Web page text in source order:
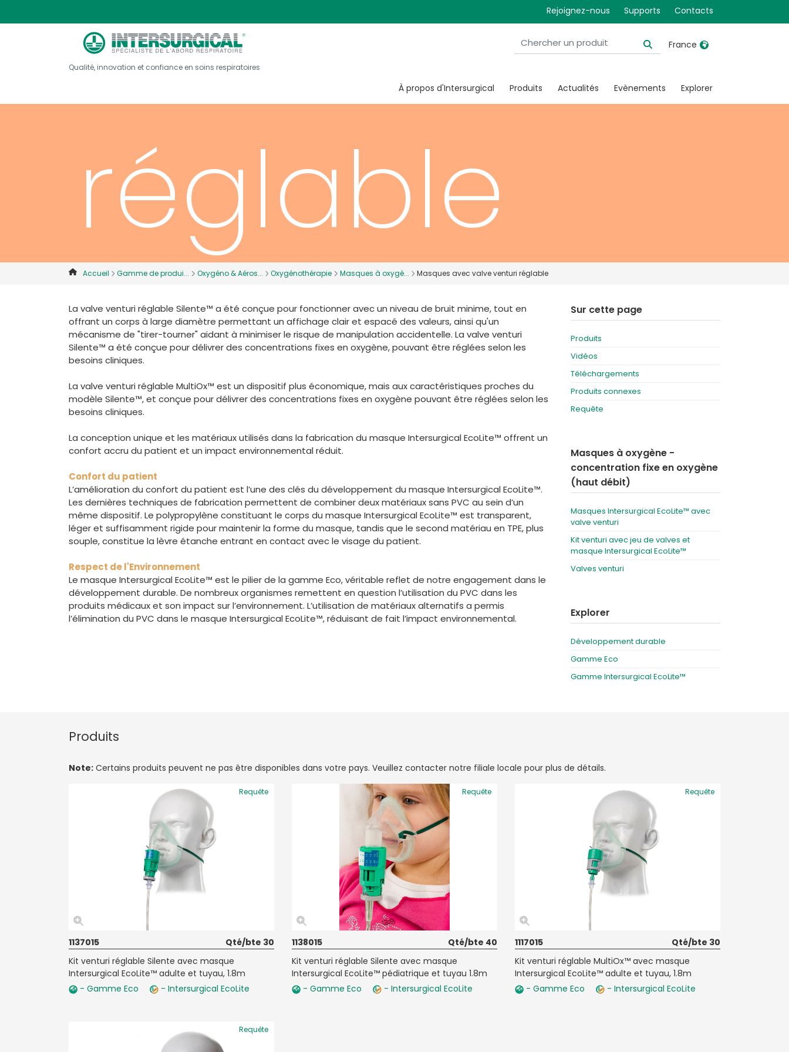
Rejoignez-nous Supports Contacts
Qualité, innovation et confiance en soins respiratoires
France
United States
Denmark
France
Italia
Russia
International English
À propos d'Intersurgical Produits Actualités Evènements Explorer
venturi
réglable
Accueil Gamme de produi... Oxygéno & Aéros... Oxygénothérapie Masques à oxygè... Masques avec valve venturi réglable
La valve venturi réglable Silente™ a été conçue pour fonctionner avec un niveau de bruit minime, tout en
offrant un corps à large diamètre permettant un affichage clair et espacé des valeurs, ainsi qu'un
mécanisme de "tirer-tourner" aidant à minimiser le risque de manipulation accidentelle. La valve venturi
Silente™ a été conçue pour délivrer des concentrations fixes en oxygène, pouvant être réglées selon les
besoins cliniques.
La valve venturi réglable MultiOx™ est un dispositif plus économique, mais aux caractéristiques proches du
modèle Silente™, et conçue pour délivrer des concentrations fixes en oxygène pouvant être réglées selon les
besoins cliniques.
La conception unique et les matériaux utilisés dans la fabrication du masque Intersurgical EcoLite™ offrent un
confort accru du patient et un impact environnemental réduit.
Confort du patient
L’amélioration du confort du patient est l’une des clés du développement du masque Intersurgical EcoLite™.
Les dernières techniques de fabrication permettent de combiner deux matériaux sans PVC au sein d’un
même dispositif. Le polypropylène constituant le corps du masque Intersurgical EcoLite™ est transparent,
léger et suffisamment rigide pour maintenir la forme du masque, tandis que le second matériau en TPE, plus
souple, constitue la lèvre étanche entrant en contact avec le visage du patient.
Respect de l'Environnement
Le masque Intersurgical EcoLite™ est le pilier de la gamme Eco, véritable reflet de notre engagement dans le
développement durable. De nombreux organismes remettent en question l’utilisation du PVC dans les
produits médicaux et son impact sur l’environnement. L’utilisation de matériaux alternatifs a permis
l’élimination du PVC dans le masque Intersurgical EcoLite™, réduisant de fait l’impact environnemental.
Sur cette page
Produits
Vidéos
Téléchargements
Produits connexes
Requête
Masques à oxygène -
concentration fixe en oxygène
(haut débit)
Masques Intersurgical EcoLite™ avec
valve venturi
Kit venturi avec jeu de valves et
masque Intersurgical EcoLite™
Valves venturi
Explorer
Développement durable
Gamme Eco
Gamme Intersurgical EcoLite™
Produits
Note: Certains produits peuvent ne pas être disponibles dans votre pays. Veuillez contacter notre filiale locale pour plus de détails.
Requête
1137015
Qté/bte 30
Kit venturi réglable Silente avec masque
Intersurgical EcoLite™ adulte et tuyau, 1.8m
- Gamme Eco
- Intersurgical EcoLite
Requête
1138015
Qté/bte 40
Kit venturi réglable Silente avec masque
Intersurgical EcoLite™ pédiatrique et tuyau 1.8m
- Gamme Eco
- Intersurgical EcoLite
Requête
1117015
Qté/bte 30
Kit venturi réglable MultiOx™ avec masque
Intersurgical EcoLite™ adulte et tuyau, 1.8m
- Gamme Eco
- Intersurgical EcoLite
Requête